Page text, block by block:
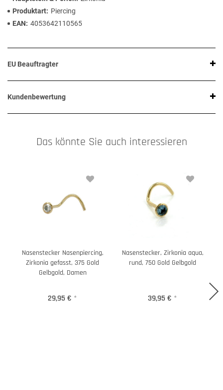
Produktart
Piercing
EAN
4053642110565
EU Beauftragter
Kundenbewertung
Das könnte Sie auch interessieren
Nasenstecker Nasenpiercing,
Zirkonia gefasst, 375 Gold
Gelbgold, Damen
29,95 € *
Nasenstecker, Zirkonia aqua,
rund, 750 Gold Gelbgold
39,95 € *